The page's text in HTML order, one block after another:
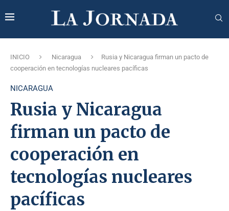
INICIO Nicaragua
Rusia y Nicaragua firman un pacto de
cooperación en tecnologías nucleares pacíficas
NICARAGUA
Rusia y Nicaragua
firman un pacto de
cooperación en
tecnologías nucleares
pacíficas